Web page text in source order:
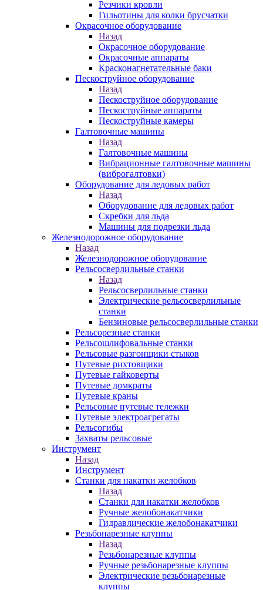
Резчики кровли
Гильотины для колки брусчатки
Окрасочное оборудование
Назад
Окрасочное оборудование
Окрасочные аппараты
Красконагнетательные баки
Пескоструйное оборудование
Назад
Пескоструйное оборудование
Пескоструйные аппараты
Пескоструйные камеры
Галтовочные машины
Назад
Галтовочные машины
Вибрационные галтовочные машины
(виброгалтовки)
Оборудование для ледовых работ
Назад
Оборудование для ледовых работ
Скребки для льда
Машины для подрезки льда
Железнодорожное оборудование
Назад
Железнодорожное оборудование
Рельсосверлильные станки
Назад
Рельсосверлильные станки
Электрические рельсосверлильные
станки
Бензиновые рельсосверлильные станки
Рельсорезные станки
Рельсошлифовальные станки
Рельсовые разгонщики стыков
Путевые рихтовщики
Путевые гайковерты
Путевые домкраты
Путевые краны
Рельсовые путевые тележки
Путевые электроагрегаты
Рельсогибы
Захваты рельсовые
Инструмент
Назад
Инструмент
Станки для накатки желобков
Назад
Станки для накатки желобков
Ручные желобонакатчики
Гидравлические желобонакатчики
Резьбонарезные клуппы
Назад
Резьбонарезные клуппы
Ручные резьбонарезные клуппы
Электрические резьбонарезные
клуппы